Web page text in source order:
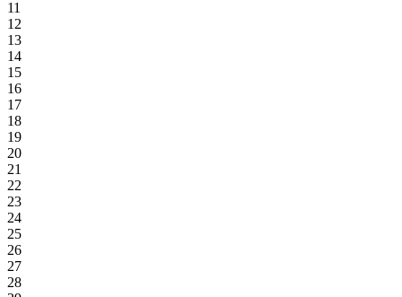
11
12
13
14
15
16
17
18
19
20
21
22
23
24
25
26
27
28